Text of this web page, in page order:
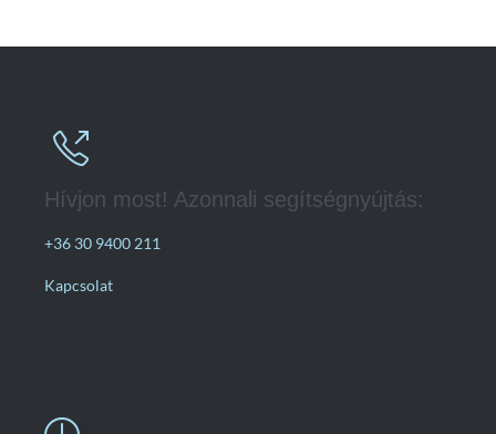

Hívjon most! Azonnali segítségnyújtás:
+36 30 9400 211
Kapcsolat